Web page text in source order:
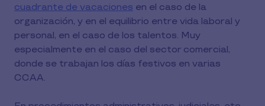
cuadrante de vacaciones en el caso de la
organización, y en el equilibrio entre vida laboral y
personal, en el caso de los talentos. Muy
especialmente en el caso del sector comercial,
donde se trabajan los días festivos en varias
CCAA.